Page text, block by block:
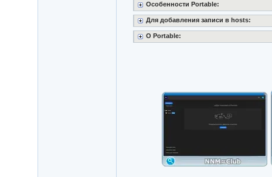
Особенности Portable:
Для добавления записи в hosts:
O Portable: